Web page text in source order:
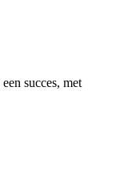
succes, met